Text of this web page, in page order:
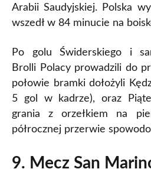
Arabii Saudyjskiej. Polska
wszedł w 84 minucie na
Po golu Świderskiego i
Brolli Polacy prowadzili do
połowie bramki dołożyli
5 gol w kadrze), oraz
grania z orzełkiem na
półrocznej przerwie
9. Mecz San